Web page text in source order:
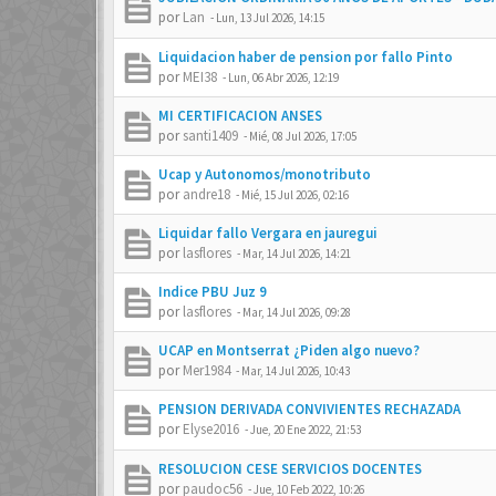
porLan - Lun, 13 Jul 2026, 14:15
Liquidacion haber de pension por fallo Pinto
porMEI38 - Lun, 06 Abr 2026, 12:19
MI CERTIFICACION ANSES
porsanti1409 - Mié, 08 Jul 2026, 17:05
Ucap y Autonomos/monotributo
porandre18 - Mié, 15 Jul 2026, 02:16
Liquidar fallo Vergara en jauregui
porlasflores - Mar, 14 Jul 2026, 14:21
Indice PBU Juz 9
porlasflores - Mar, 14 Jul 2026, 09:28
UCAP en Montserrat ¿Piden algo nuevo?
porMer1984 - Mar, 14 Jul 2026, 10:43
PENSION DERIVADA CONVIVIENTES RECHAZADA
porElyse2016 -Jue, 20 Ene 2022, 21:53
RESOLUCION CESE SERVICIOS DOCENTES
porpaudoc56 -Jue, 10 Feb 2022, 10:26